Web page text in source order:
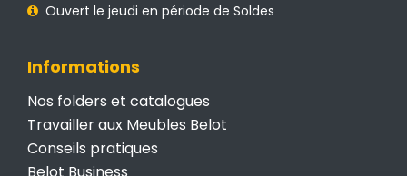
Ouvert le jeudi en période de Soldes
Informations
Nos folders et catalogues
Travailler aux Meubles Belot
Conseils pratiques
Belot Business